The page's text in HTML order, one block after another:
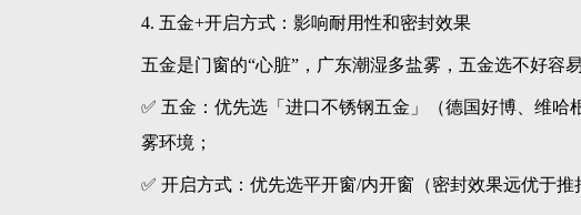
4. 五金+开启方式：影响耐用性和密封效果
五金是门窗的“心脏”，广东潮湿多盐雾，五金选不好容
✅ 五金：优先选「进口不锈钢五金」（德国好博、维
雾环境；
✅ 开启方式：优先选平开窗/内开窗（密封效果远优于推